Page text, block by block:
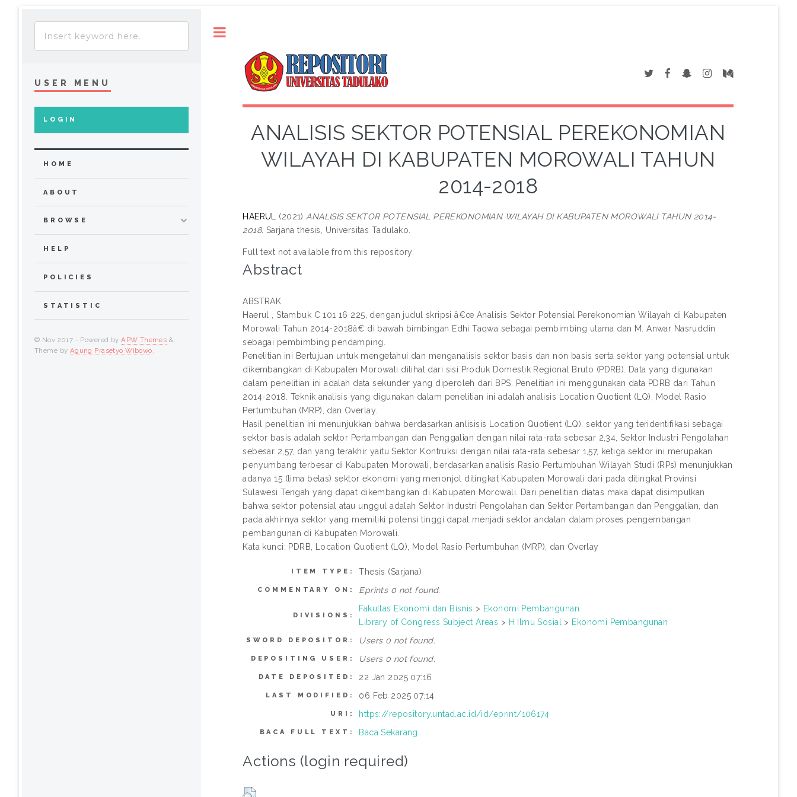
ANALISIS SEKTOR POTENSIAL PEREKONOMIAN
WILAYAH DI KABUPATEN MOROWALI TAHUN
2014-2018
HAERUL (2021) ANALISIS SEKTOR POTENSIAL PEREKONOMIAN WILAYAH DI KABUPATEN MOROWALI TAHUN 2014-
2018. Sarjana thesis, Universitas Tadulako.
Full text not available from this repository.
Abstract
ABSTRAK
Haerul , Stambuk C 101 16 225, dengan judul skripsi â€œ Analisis Sektor Potensial Perekonomian Wilayah di Kabupaten
Morowali Tahun 2014-2018â€ di bawah bimbingan Edhi Taqwa sebagai pembimbing utama dan M. Anwar Nasruddin
sebagai pembimbing pendamping.
Penelitian ini Bertujuan untuk mengetahui dan menganalisis sektor basis dan non basis serta sektor yang potensial untuk
dikembangkan di Kabupaten Morowali dilihat dari sisi Produk Domestik Regional Bruto (PDRB). Data yang digunakan
dalam penelitian ini adalah data sekunder yang diperoleh dari BPS. Penelitian ini menggunakan data PDRB dari Tahun
2014-2018. Teknik analisis yang digunakan dalam penelitian ini adalah analisis Location Quotient (LQ), Model Rasio
Pertumbuhan (MRP), dan Overlay.
Hasil penelitian ini menunjukkan bahwa berdasarkan anlisisis Location Quotient (LQ), sektor yang teridentifikasi sebagai
sektor basis adalah sektor Pertambangan dan Penggalian dengan nilai rata-rata sebesar 2,34, Sektor Industri Pengolahan
sebesar 2,57, dan yang terakhir yaitu Sektor Kontruksi dengan nilai rata-rata sebesar 1,57, ketiga sektor ini merupakan
penyumbang terbesar di Kabupaten Morowali, berdasarkan analisis Rasio Pertumbuhan Wilayah Studi (RPs) menunjukkan
adanya 15 (lima belas) sektor ekonomi yang menonjol ditingkat Kabupaten Morowali dari pada ditingkat Provinsi
Sulawesi Tengah yang dapat dikembangkan di Kabupaten Morowali. Dari penelitian diatas maka dapat disimpulkan
bahwa sektor potensial atau unggul adalah Sektor Industri Pengolahan dan Sektor Pertambangan dan Penggalian, dan
pada akhirnya sektor yang memiliki potensi tinggi dapat menjadi sektor andalan dalam proses pengembangan
pembangunan di Kabupaten Morowali.
Kata kunci: PDRB, Location Quotient (LQ), Model Rasio Pertumbuhan (MRP), dan Overlay
ITEM TYPE: Thesis (Sarjana)
COMMENTARY ON: Eprints 0 not found.
DIVISIONS:
Fakultas Ekonomi dan Bisnis > Ekonomi Pembangunan
Library of Congress Subject Areas > H Ilmu Sosial > Ekonomi Pembangunan
SWORD DEPOSITOR: Users 0 not found.
DEPOSITING USER: Users 0 not found.
DATE DEPOSITED: 22 Jan 2025 07:16
LAST MODIFIED: 06 Feb 2025 07:14
URI: https://repository.untad.ac.id/id/eprint/106174
BACA FULL TEXT: Baca Sekarang
Actions (login required)
USER MENU
LOGIN
HOME
ABOUT
BROWSE
HELP
POLICIES
STATISTIC
© Nov 2017 - Powered byAPW Themes &
Theme by Agung Prasetyo Wibowo.